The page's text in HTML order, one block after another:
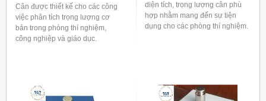
Cân được thiết kế cho các công
việc phân tích trọng lượng cơ
bản trong phòng thí nghiệm,
công nghiệp và giáo dục.
diện tích, trọng lượng cân phù
hợp nhằm mang đến sự tiện
dụng cho các phòng thí nghiệm.